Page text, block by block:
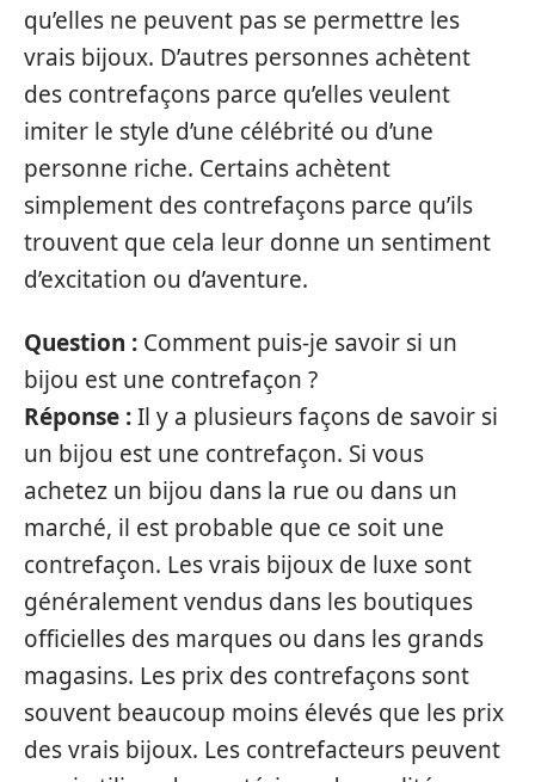
qu’elles ne peuvent pas se permettre les
vrais bijoux. D’autres personnes achètent
des contrefaçons parce qu’elles veulent
imiter le style d’une célébrité ou d’une
personne riche. Certains achètent
simplement des contrefaçons parce qu’ils
trouvent que cela leur donne un sentiment
d’excitation ou d’aventure.
Question : Comment puis-je savoir si un
bijou est une contrefaçon ?
Réponse :Il y a plusieurs façons de savoir si
un bijou est une contrefaçon. Si vous
achetez un bijou dans la rue ou dans un
marché, il est probable que ce soit une
contrefaçon. Les vrais bijoux de luxe sont
généralement vendus dans les boutiques
officielles des marques ou dans les grands
magasins. Les prix des contrefaçons sont
souvent beaucoup moins élevés que les prix
des vrais bijoux. Les contrefacteurs peuvent